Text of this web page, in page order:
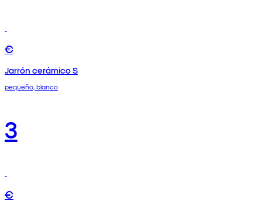
€
Jarrón cerámico S
pequeño, blanco
3
€